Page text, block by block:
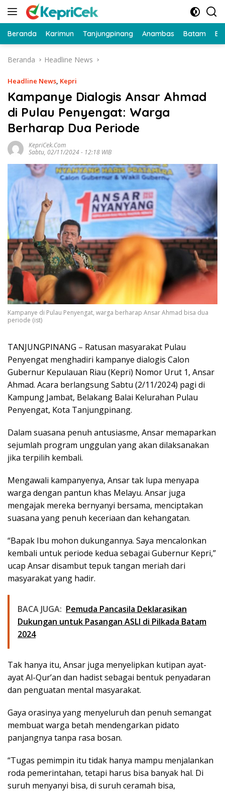
Langsung
Beranda Karimun Tanjungpinang Anambas Batam
Beranda Headline News
Headline News, Kepri
Kampanye Dialogis Ansar Ahmad
di Pulau Penyengat: Warga
Berharap Dua Periode
KepriCek.com
Sabtu, 02/11/2024 - 12:18 WIB
Kampanye di Pulau Penyengat, warga berharap Ansar Ahmad bisa dua
periode (ist)
TANJUNGPINANG – Ratusan masyarakat Pulau
Penyengat menghadiri kampanye dialogis Calon
Gubernur Kepulauan Riau (Kepri) Nomor Urut 1, Ansar
Ahmad. Acara berlangsung Sabtu (2/11/2024) pagi di
Kampung Jambat, Belakang Balai Kelurahan Pulau
Penyengat, Kota Tanjungpinang.
Dalam suasana penuh antusiasme, Ansar memaparkan
sejumlah program unggulan yang akan dilaksanakan
jika terpilih kembali.
Mengawali kampanyenya, Ansar tak lupa menyapa
warga dengan pantun khas Melayu. Ansar juga
mengajak mereka bernyanyi bersama, menciptakan
suasana yang penuh keceriaan dan kehangatan.
“Bapak Ibu mohon dukungannya. Saya mencalonkan
kembali untuk periode kedua sebagai Gubernur Kepri,”
ucap Ansar disambut tepuk tangan meriah dari
masyarakat yang hadir.
BACA JUGA: Pemuda Pancasila Deklarasikan
Dukungan untuk Pasangan ASLI di Pilkada Batam
2024
Tak hanya itu, Ansar juga menyelipkan kutipan ayat-
ayat Al-Qur’an dan hadist sebagai bentuk penyadaran
dan penguatan mental masyarakat.
Gaya orasinya yang menyeluruh dan penuh semangat
membuat warga betah mendengarkan pidato
panjangnya tanpa rasa bosan.
“Tugas pemimpin itu tidak hanya mampu menjalankan
roda pemerintahan, tetapi harus bisa banyak hal. Di
suruh menyanyi bisa, di suruh ceramah bisa,